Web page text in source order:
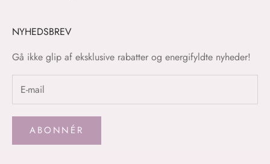
NYHEDSBREV
Gå ikke glip af eksklusive rabatter og energifyldte nyheder!
ABONNÉR